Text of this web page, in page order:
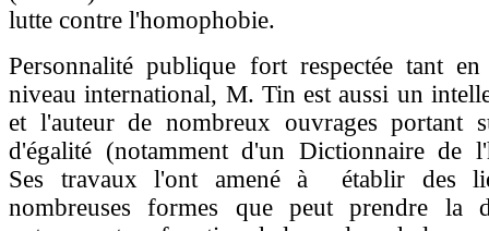
lutte contre l'homophobie.
Personnalité publique fort respectée tant
niveau international, M. Tin est aussi un
et l'auteur de nombreux ouvrages portant
d'égalité (notamment d'un Dictionnaire de
Ses travaux l'ont amené à établir des
nombreuses formes que peut prendre la